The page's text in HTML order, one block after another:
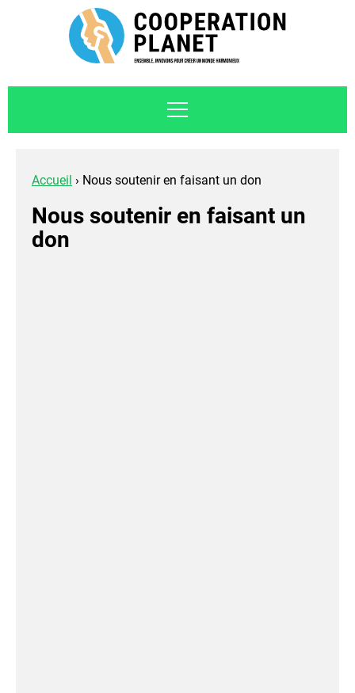
Accueil › Nous soutenir en faisant un don
Nous soutenir en faisant un
don